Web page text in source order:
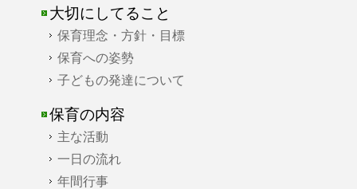
大切にしてること
保育理念・方針・目標
保育への姿勢
子どもの発達について
保育の内容
主な活動
一日の流れ
年間行事